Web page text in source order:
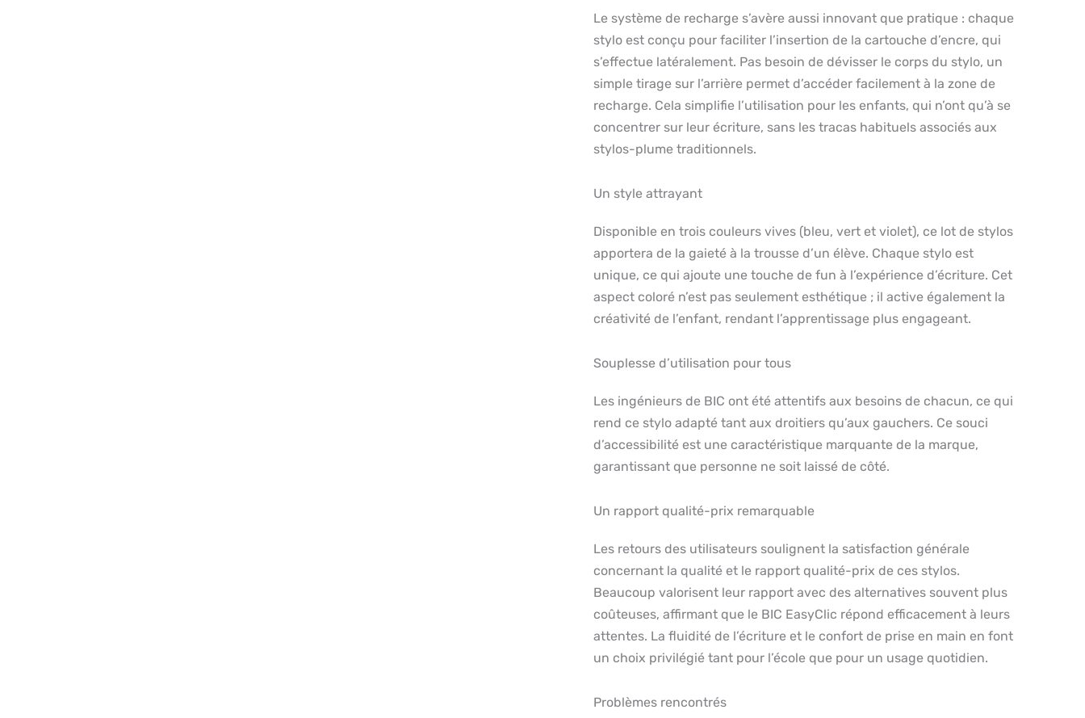
Le système de recharge s’avère aussi innovant que pratique : chaque
stylo est conçu pour faciliter l’insertion de la cartouche d’encre, qui
s’effectue latéralement. Pas besoin de dévisser le corps du stylo, un
simple tirage sur l’arrière permet d’accéder facilement à la zone de
recharge. Cela simplifie l’utilisation pour les enfants, qui n’ont qu’à se
concentrer sur leur écriture, sans les tracas habituels associés aux
stylos-plume traditionnels.
Un style attrayant
Disponible en trois couleurs vives (bleu, vert et violet), ce lot de stylos
apportera de la gaieté à la trousse d’un élève. Chaque stylo est
unique, ce qui ajoute une touche de fun à l’expérience d’écriture. Cet
aspect coloré n’est pas seulement esthétique ; il active également la
créativité de l’enfant, rendant l’apprentissage plus engageant.
Souplesse d’utilisation pour tous
Les ingénieurs de BIC ont été attentifs aux besoins de chacun, ce qui
rend ce stylo adapté tant aux droitiers qu’aux gauchers. Ce souci
d’accessibilité est une caractéristique marquante de la marque,
garantissant que personne ne soit laissé de côté.
Un rapport qualité-prix remarquable
Les retours des utilisateurs soulignent la satisfaction générale
concernant la qualité et le rapport qualité-prix de ces stylos.
Beaucoup valorisent leur rapport avec des alternatives souvent plus
coûteuses, affirmant que le BIC EasyClic répond efficacement à leurs
attentes. La fluidité de l’écriture et le confort de prise en main en font
un choix privilégié tant pour l’école que pour un usage quotidien.
Problèmes rencontrés